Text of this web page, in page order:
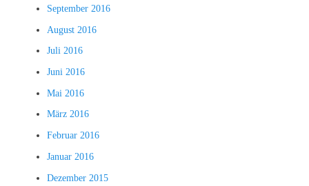
September 2016
August 2016
Juli 2016
Juni 2016
Mai 2016
März 2016
Februar 2016
Januar 2016
Dezember 2015